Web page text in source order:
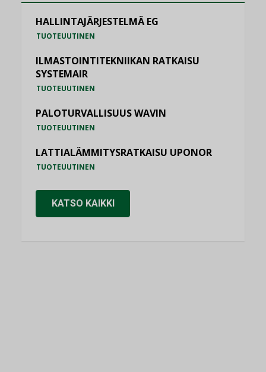
HALLINTAJÄRJESTELMÄ EG
TUOTEUUTINEN
ILMASTOINTITEKNIIKAN RATKAISU
SYSTEMAIR
TUOTEUUTINEN
PALOTURVALLISUUS WAVIN
TUOTEUUTINEN
LATTIALÄMMITYSRATKAISU UPONOR
TUOTEUUTINEN
KATSO KAIKKI